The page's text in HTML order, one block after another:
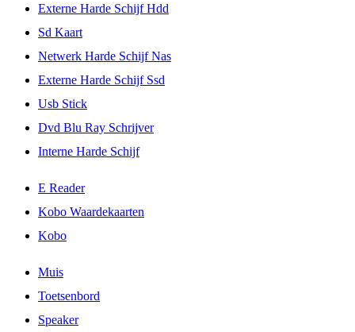
Externe Harde Schijf Hdd
Sd Kaart
Netwerk Harde Schijf Nas
Externe Harde Schijf Ssd
Usb Stick
Dvd Blu Ray Schrijver
Interne Harde Schijf
E Reader
Kobo Waardekaarten
Kobo
Muis
Toetsenbord
Speaker